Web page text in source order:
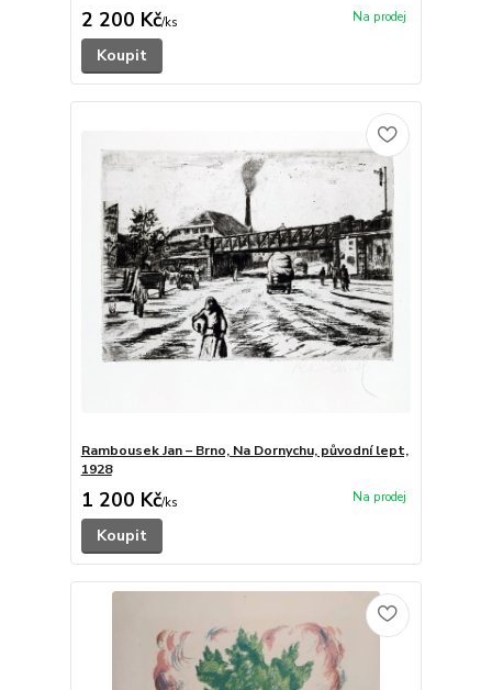
2 200 Kč/ks
Koupit
Rambousek Jan – Brno, Na Dornychu, původní lept,
1928
1 200 Kč/ks
Koupit